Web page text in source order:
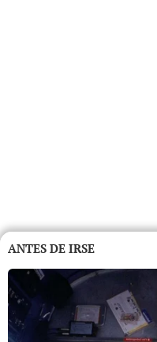
ANTES DE IRSE